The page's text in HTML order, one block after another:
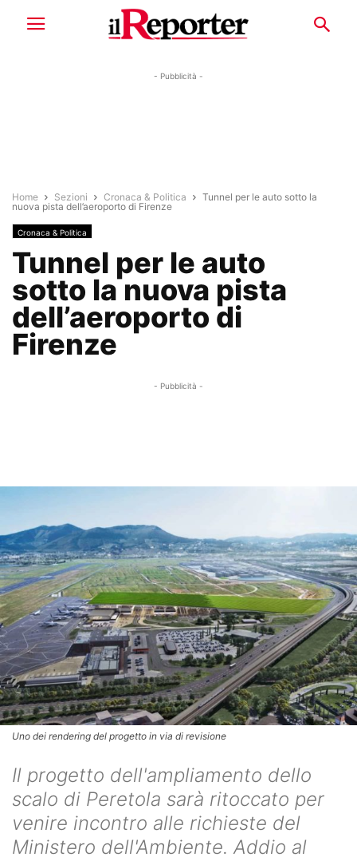
- Pubblicità -
Home Sezioni Cronaca & Politica
Tunnel per le auto sotto la
nuova pista dell’aeroporto di Firenze
Cronaca & Politica
Tunnel per le auto
sotto la nuova pista
dell’aeroporto di
Firenze
- Pubblicità -
Uno dei rendering del progetto in via di revisione
Il progetto dell'ampliamento dello
scalo di Peretola sarà ritoccato per
venire incontro alle richieste del
Ministero dell'Ambiente. Addio al